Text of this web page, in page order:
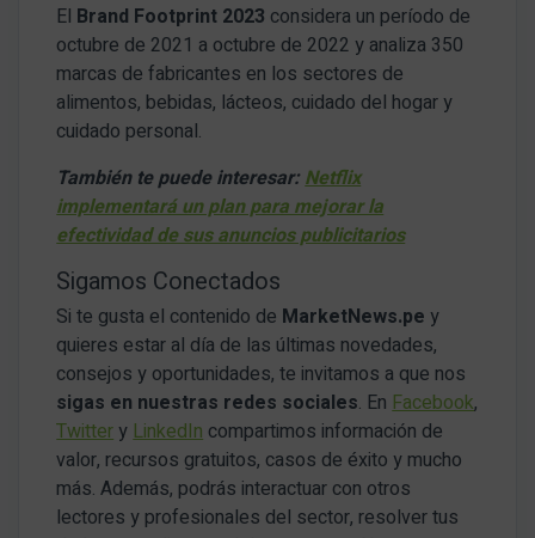
El Brand Footprint 2023 considera un período de
octubre de 2021 a octubre de 2022 y analiza 350
marcas de fabricantes en los sectores de
alimentos, bebidas, lácteos, cuidado del hogar y
cuidado personal.
También te puede interesar: Netflix
implementará un plan para mejorar la
efectividad de sus anuncios publicitarios
Sigamos Conectados
Si te gusta el contenido de MarketNews.pe y
quieres estar al día de las últimas novedades,
consejos y oportunidades, te invitamos a que nos
sigas en nuestras redes sociales. En Facebook,
Twitter y LinkedIn compartimos información de
valor, recursos gratuitos, casos de éxito y mucho
más. Además, podrás interactuar con otros
lectores y profesionales del sector, resolver tus